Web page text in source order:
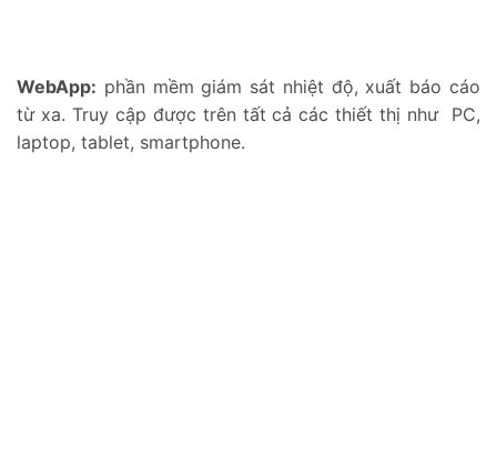
WebApp: phần mềm giám sát nhiệt độ, xuất báo cáo
từ xa. Truy cập được trên tất cả các thiết thị như PC,
laptop, tablet, smartphone.